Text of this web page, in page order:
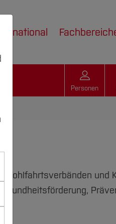
Personen
und